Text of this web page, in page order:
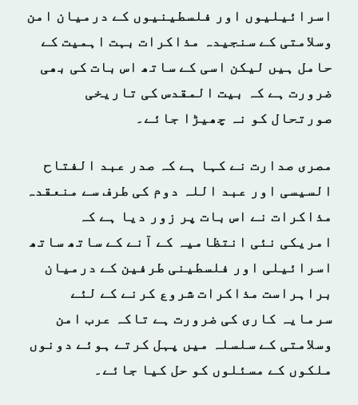
اسرائیلیوں اور فلسطینیوں کے درمیان امن
وسلامتی کے سنجیدہ مذاکرات بہت اہمیت کے
حامل ہیں لیکن اسی کے ساتھ اس بات کی بھی
ضرورت ہے کہ بیت المقدس کی تاریخی
صورتحال کو نہ چھیڑا جائے۔
مصری صدارت نے کہا ہے کہ صدر عبد الفتاح
السیسی اور عبد اللہ دوم کی طرف سے منعقدہ
مذاکرات نے اس بات پر زور دیا ہے کہ
امریکی نئی انتظامیہ کے آنے کے ساتھ ساتھ
اسرائیلی اور فلسطینی طرفین کے درمیان
براہراست مذاکرات شروع کرنے کے لئے
سرمایہ کاری کی ضرورت ہے تاکہ عرب امن
وسلامتی کے سلسلہ میں پہل کرتے ہوئے دونوں
ملکوں کے مسئلوں کو حل کیا جائے۔